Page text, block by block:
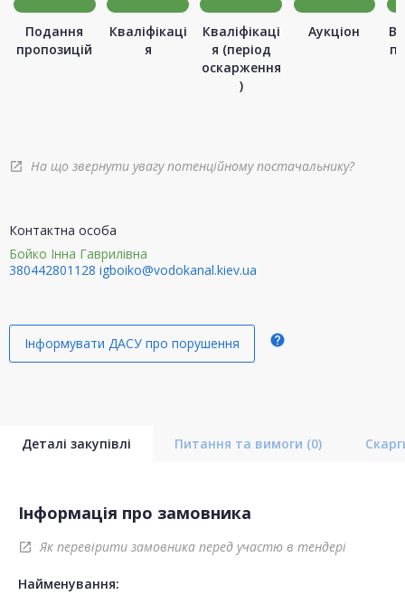
Подання
пропозицій
Кваліфікаці
я
Кваліфікаці
я (період
оскарження
)
Аукціон
open_in_new На що звернути увагу потенційному постачальнику?
Контактна особа
Бойко Інна Гаврилівна
380442801128 igboiko@vodokanal.kiev.ua
Інформувати ДАСУ про порушення help
Деталі закупівлі Питання та вимоги (0)
Інформація про замовника
open_in_new Як перевірити замовника перед участю в тендері
Найменування: